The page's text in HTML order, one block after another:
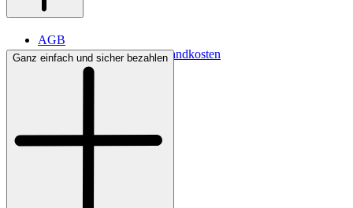
AGB
Lieferbedingungen & Versandkosten
Bezahlung
Ganz einfach und sicher bezahlen